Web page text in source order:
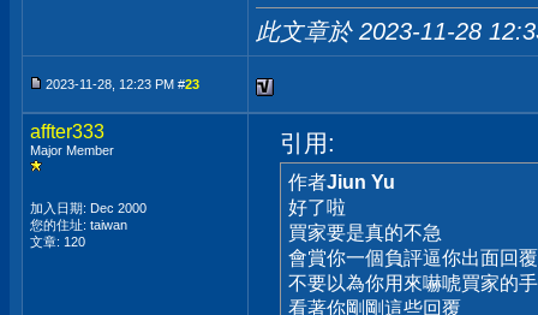
此文章於 2023-11-28
2023-11-28, 12:23 PM #23
affter333
Major Member
加入日期: Dec 2000
您的住址: taiwan
文章: 120
引用:
作者Jiun Yu
好了啦
買家要是真的不急
會賞你一個負評逼你出面回
不要以為你用來嚇唬買家的
看著你剛剛這些回覆